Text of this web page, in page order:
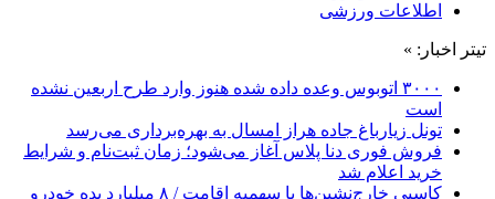
اطلاعات ورزشی
تیتر اخبار: »
۳۰۰۰ اتوبوس وعده داده شده هنوز وارد طرح اربعین نشده
است
تونل زیارباغ جاده هراز امسال به بهره‌برداری می‌رسد
فروش فوری دنا پلاس آغاز می‌شود؛ زمان ثبت‌نام و شرایط
خرید اعلام شد
کاسبی خارج‌نشین‌ها با سهمیه اقامت / ۸ میلیارد بده خودرو